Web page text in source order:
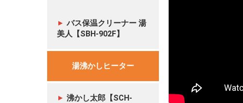
バス保温クリーナー 湯
美人【SBH-902F】
湯沸かしヒーター
沸かし太郎【SCH-